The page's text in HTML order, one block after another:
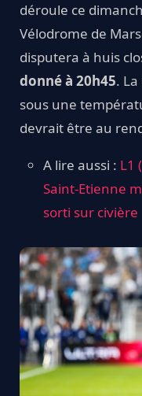
déroule ce
Vélodrome de
disputera à huis
donné à 20h45.
sous une
devrait être au
A lire aussi : L1
Saint-Etienne
sorti sur civière